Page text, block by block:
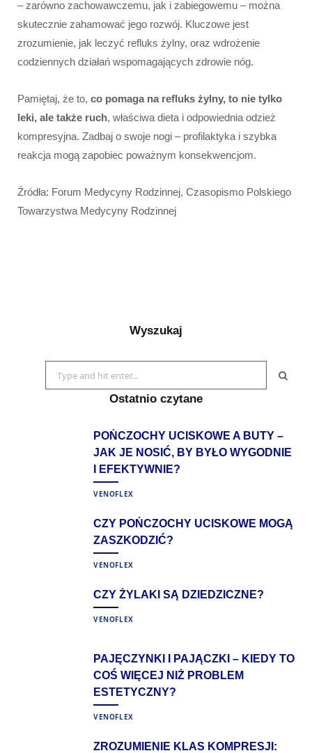
– zarówno zachowawczemu, jak i zabiegowemu – można
skutecznie zahamować jego rozwój. Kluczowe jest
zrozumienie, jak leczyć refluks żylny, oraz wdrożenie
codziennych działań wspomagających zdrowie nóg.
Pamiętaj, że to, co pomaga na refluks żylny, to nie tylko
leki, ale także ruch, właściwa dieta i odpowiednia odzież
kompresyjna. Zadbaj o swoje nogi – profilaktyka i szybka
reakcja mogą zapobiec poważnym konsekwencjom.
Źródła: Forum Medycyny Rodzinnej, Czasopismo Polskiego
Towarzystwa Medycyny Rodzinnej
Wyszukaj
for:
Ostatnio czytane
POŃCZOCHY UCISKOWE A BUTY –
JAK JE NOSIĆ, BY BYŁO WYGODNIE
I EFEKTYWNIE?
VENOFLEX
CZY POŃCZOCHY UCISKOWE MOGĄ
ZASZKODZIĆ?
VENOFLEX
CZY ŻYLAKI SĄ DZIEDZICZNE?
VENOFLEX
PAJĘCZYNKI I PAJĄCZKI – KIEDY TO
COŚ WIĘCEJ NIŻ PROBLEM
ESTETYCZNY?
VENOFLEX
ZROZUMIENIE KLAS KOMPRESJI: